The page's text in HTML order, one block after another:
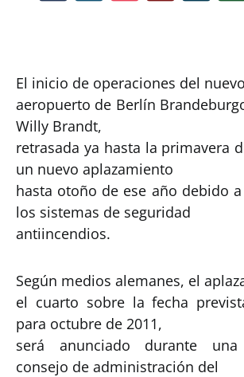
El inicio de operaciones del nuevo
aeropuerto de Berlín
Willy Brandt,
retrasada ya hasta la primavera
un nuevo aplazamiento
hasta otoño de ese año debido
los sistemas de seguridad
antiincendios.
Según medios alemanes, el
el cuarto sobre la fecha
para octubre de 2011,
será anunciado durante
consejo de administración del